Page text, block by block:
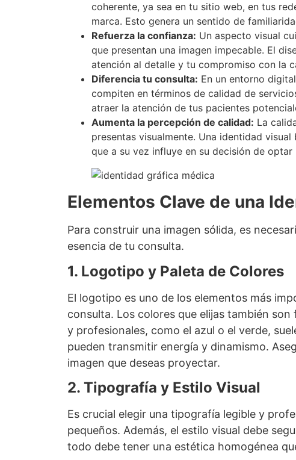
coherente, ya sea en tu sitio web, en tus
marca. Esto genera un sentido de
Refuerza la confianza: Un aspecto visual
que presentan una imagen impecable. El
atención al detalle y tu compromiso con la
Diferencia tu consulta: En un entorno
compiten en términos de calidad de
atraer la atención de tus pacientes
Aumenta la percepción de calidad: La
presentas visualmente. Una identidad
que a su vez influye en su decisión de
Elementos Clave de una
Para construir una imagen sólida, es
esencia de tu consulta.
1. Logotipo y Paleta de Colores
El logotipo es uno de los elementos más
consulta. Los colores que elijas también
y profesionales, como el azul o el verde,
pueden transmitir energía y dinamismo.
imagen que deseas proyectar.
2. Tipografía y Estilo Visual
Es crucial elegir una tipografía legible y
pequeños. Además, el estilo visual debe
todo debe tener una estética homogénea